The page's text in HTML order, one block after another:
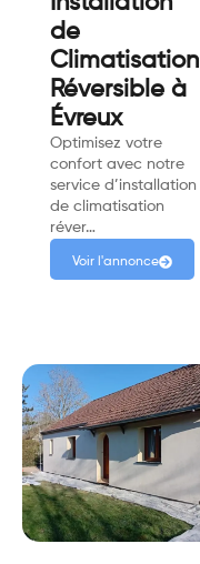
de
Climatisation
Réversible à
Évreux
Optimisez votre
confort avec notre
service d’installation
de climatisation
réver…
Voir l'annonce